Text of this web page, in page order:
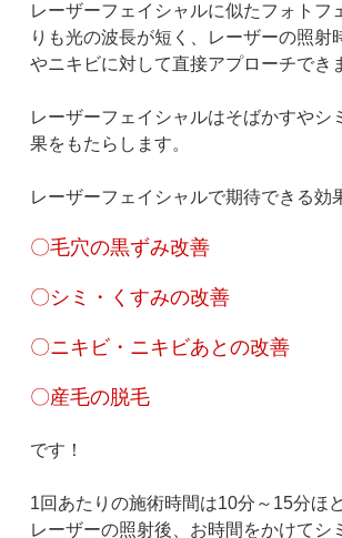
レーザーフェイシャルに似たフォト
りも光の波長が短く、レーザーの照
やニキビに対して直接アプローチでき
レーザーフェイシャルはそばかすや
果をもたらします。
レーザーフェイシャルで期待できる効
〇毛穴の黒ずみ改善
〇シミ・くすみの改善
〇ニキビ・ニキビあとの改善
〇産毛の脱毛
です！
1回あたりの施術時間は10分～15分ほ
レーザーの照射後、お時間をかけて